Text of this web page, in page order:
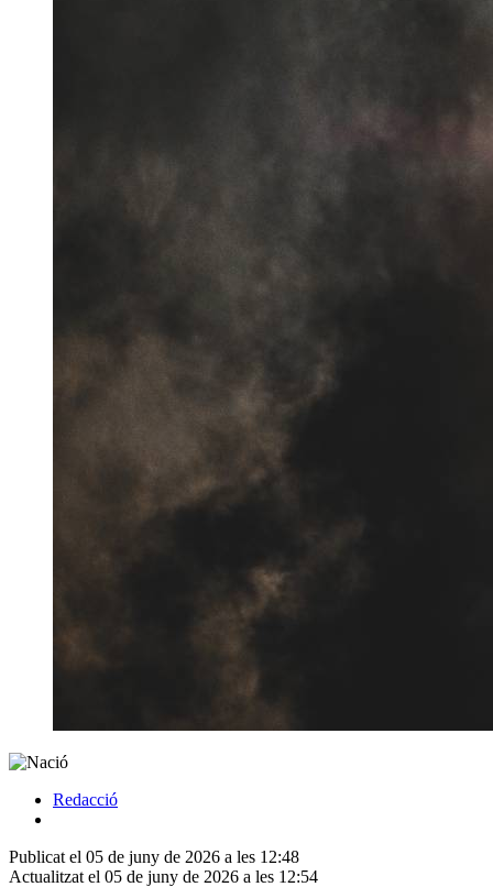
Redacció
Publicat el 05 de juny de 2026 a les 12:48
Actualitzat el 05 de juny de 2026 a les 12:54